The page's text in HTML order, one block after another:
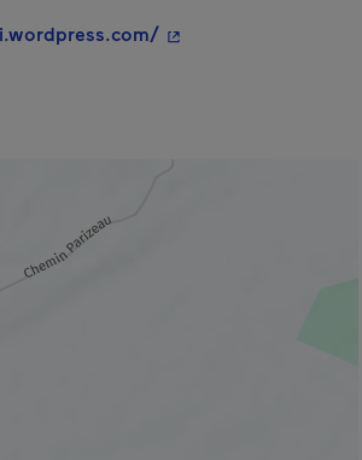
- Cet hyperlien